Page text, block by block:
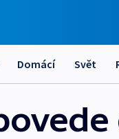
Domácí Svět